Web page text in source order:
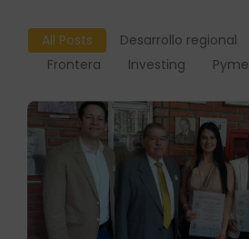
All Posts Desarrollo regional
Frontera
Investing Pyme